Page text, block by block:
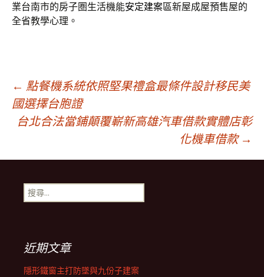
業台南市的房子圏生活機能安定建案區新屋成屋預售屋的
全省教學心理。
文
章
導
覽
列
← 點餐機系統依照堅果禮盒最條件設計移民美
國選擇台胞證
台北合法當鋪顛覆嶄新高雄汽車借款實體店彰
化機車借款 →
搜
尋
近期文章
隱形鐵窗主打防墜與九份子建案